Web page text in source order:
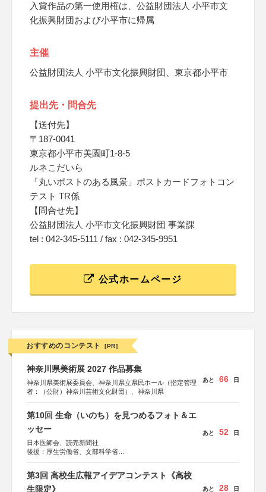
入賞作品の第一使用権は、公益財団法人 小平市文
化振興財団および小平市に帰属
主催
公益財団法人 小平市文化振興財団、東京都小平市
提出先・問合先
【送付先】
〒187-0041
東京都小平市美園町1-8-5
ルネこだいら
「丸いポストのある風景」ポストカードフォトコン
テスト TR係
【問合せ先】
公益財団法人 小平市文化振興財団 事業課
tel : 042-345-5111 / fax : 042-345-9951
公式ホームページ
おすすめのコンテスト [PR]
神奈川県美術展 2027 作品募集
神奈川県美術展委員会、神奈川県立県民ホール（指定管理
者：（公財）神奈川芸術文化財団）、神奈川県
あと 66 日
第10回 生命（いのち）を見つめるフォト＆エ
ッセー
日本医師会、読売新聞社
後援：厚生労働省、文部科学省
しん生命保険株式会社
あと 52 日
第3回 高校生広報アイデアコンテスト《高校
生限定》
あと 28 日